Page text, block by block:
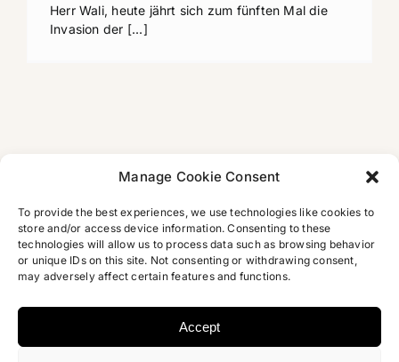
Manage Cookie Consent
To provide the best experiences, we use technologies like cookies to
store and/or access device information. Consenting to these
technologies will allow us to process data such as browsing behavior
or unique IDs on this site. Not consenting or withdrawing consent,
may adversely affect certain features and functions.
Accept
Herr Wali, heute jährt sich zum fünften Mal die
Invasion der [...]